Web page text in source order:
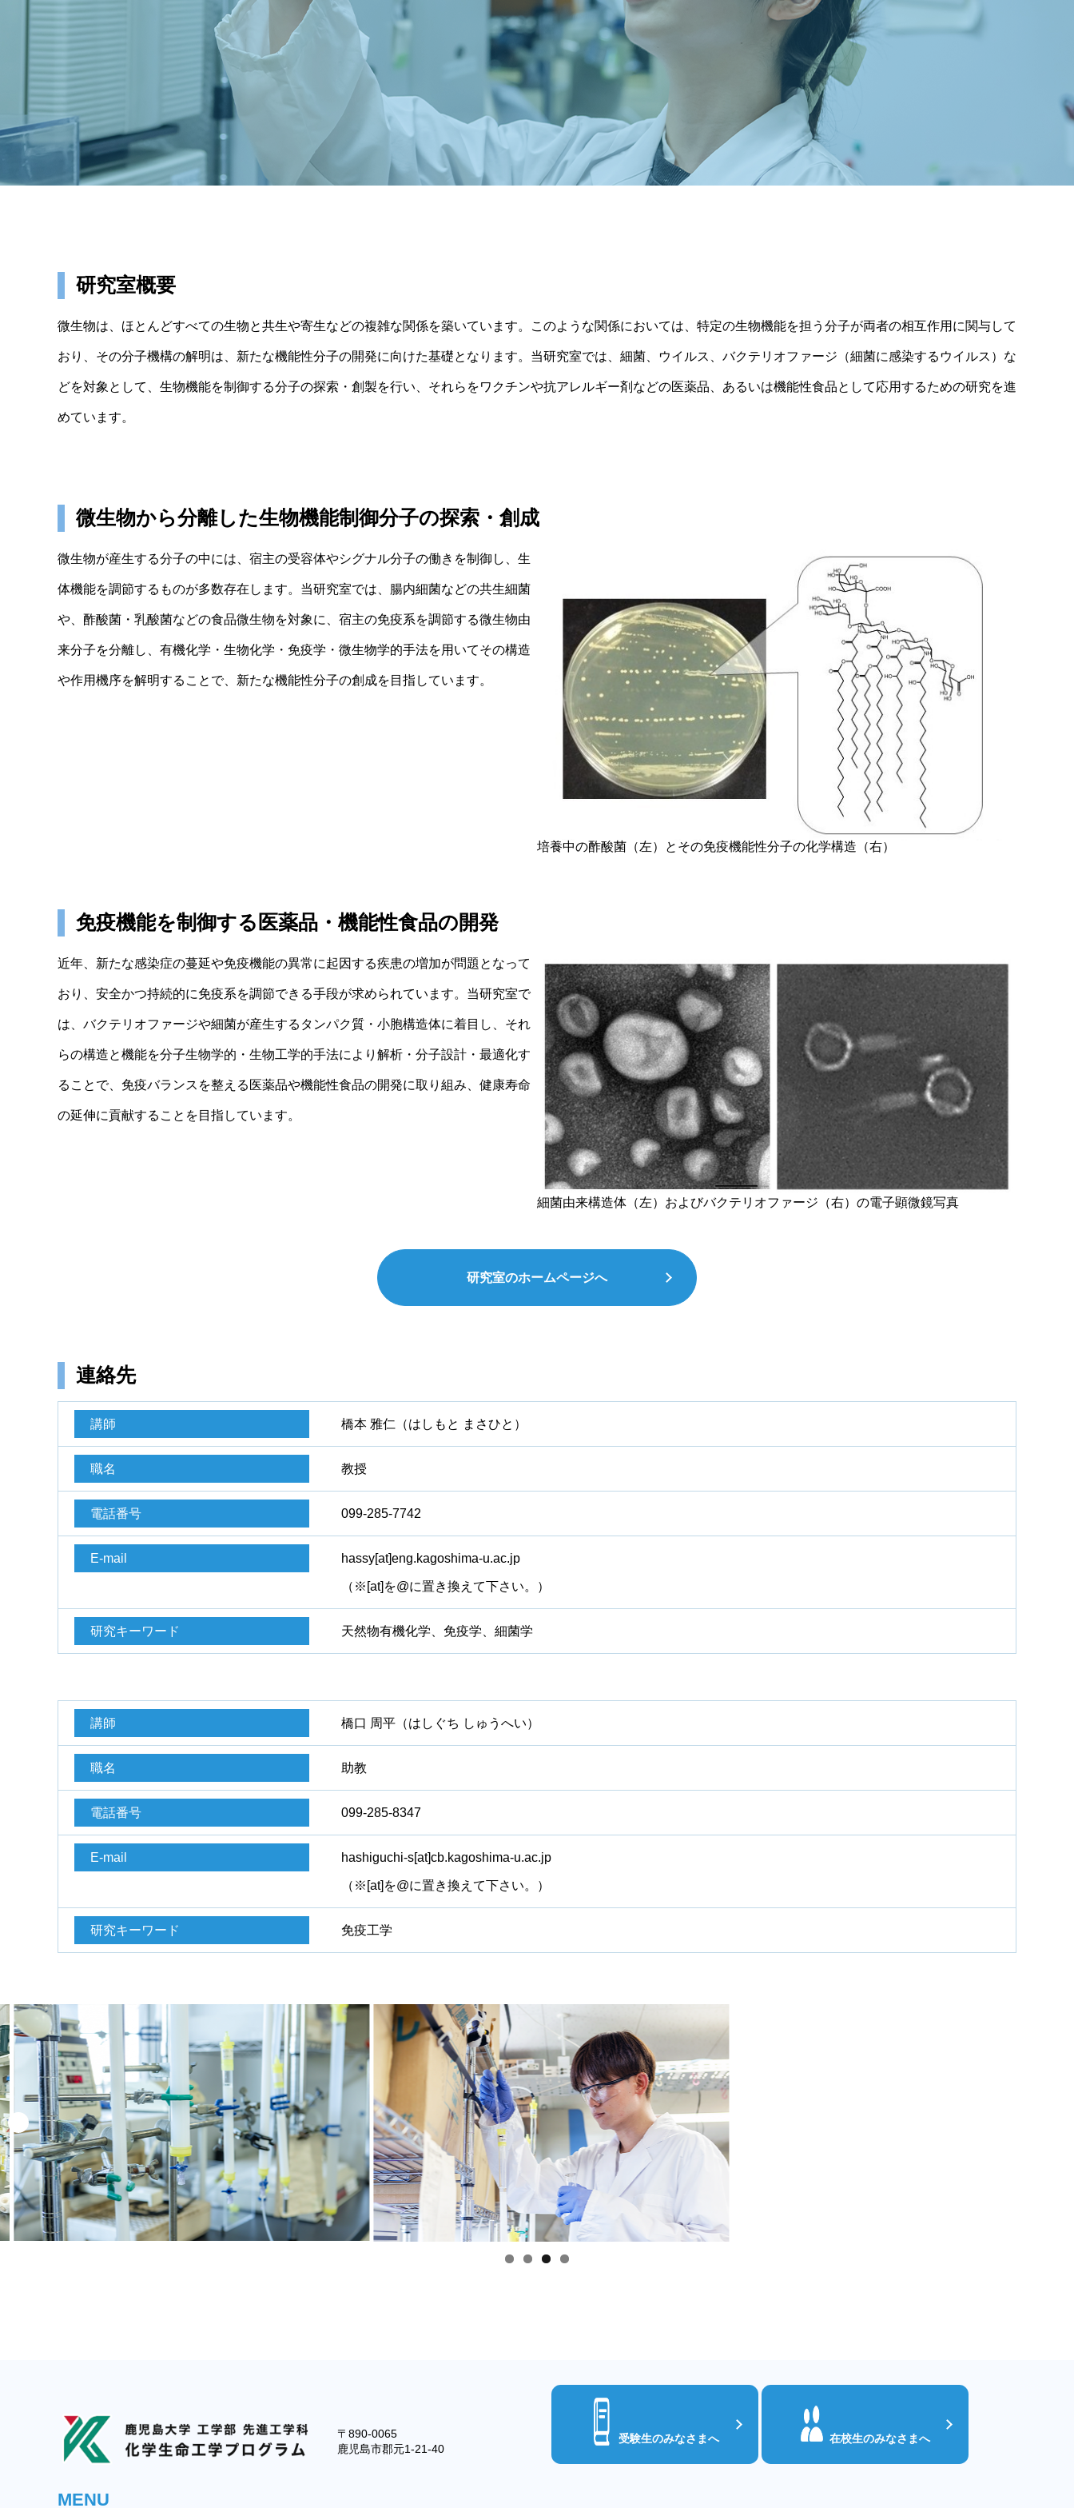
研究室概要
微生物は、ほとんどすべての生物と共生や寄生などの複雑な関係を築いています。このような関係においては、特定の生物機能を担う分子が両者の相互作用に関与して
おり、その分子機構の解明は、新たな機能性分子の開発に向けた基礎となります。当研究室では、細菌、ウイルス、バクテリオファージ（細菌に感染するウイルス）な
どを対象として、生物機能を制御する分子の探索・創製を行い、それらをワクチンや抗アレルギー剤などの医薬品、あるいは機能性食品として応用するための研究を進
めています。
微生物から分離した生物機能制御分子の探索・創成
微生物が産生する分子の中には、宿主の受容体やシグナル分子の働きを制御し、生
体機能を調節するものが多数存在します。当研究室では、腸内細菌などの共生細菌
や、酢酸菌・乳酸菌などの食品微生物を対象に、宿主の免疫系を調節する微生物由
来分子を分離し、有機化学・生物化学・免疫学・微生物学的手法を用いてその構造
や作用機序を解明することで、新たな機能性分子の創成を目指しています。
培養中の酢酸菌（左）とその免疫機能性分子の化学構造（右）
免疫機能を制御する医薬品・機能性食品の開発
近年、新たな感染症の蔓延や免疫機能の異常に起因する疾患の増加が問題となって
おり、安全かつ持続的に免疫系を調節できる手段が求められています。当研究室で
は、バクテリオファージや細菌が産生するタンパク質・小胞構造体に着目し、それ
らの構造と機能を分子生物学的・生物工学的手法により解析・分子設計・最適化す
ることで、免疫バランスを整える医薬品や機能性食品の開発に取り組み、健康寿命
の延伸に貢献することを目指しています。
細菌由来構造体（左）およびバクテリオファージ（右）の電子顕微鏡写真
研究室のホームページへ
連絡先
講師 橋本 雅仁（はしもと まさひと）
職名 教授
電話番号 099-285-7742
E-mail hassy[at]eng.kagoshima-u.ac.jp
（※[at]を@に置き換えて下さい。）
研究キーワード 天然物有機化学、免疫学、細菌学
講師 橋口 周平（はしぐち しゅうへい）
職名 助教
電話番号 099-285-8347
E-mail hashiguchi-s[at]cb.kagoshima-u.ac.jp
（※[at]を@に置き換えて下さい。）
研究キーワード 免疫工学
〒890-0065
鹿児島市郡元1-21-40
受験生のみなさまへ 在校生のみなさまへ
MENU